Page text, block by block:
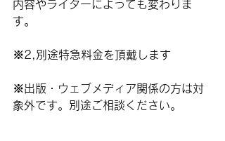
内容やライターによっても変わりま
す。
※2,別途特急料金を頂戴します
※出版・ウェブメディア関係の方は対
象外です。別途ご相談ください。